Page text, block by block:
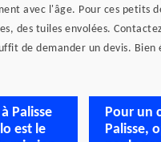
avec l'âge. Pour ces petits
des tuiles envolées.
de demander un devis. Bien
Palisse
est le
Pour un
Palisse,